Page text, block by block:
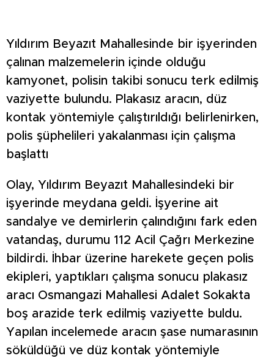
Yıldırım Beyazıt Mahallesinde bir işyerinden
çalınan malzemelerin içinde olduğu
kamyonet, polisin takibi sonucu terk edilmiş
vaziyette bulundu. Plakasız aracın, düz
kontak yöntemiyle çalıştırıldığı belirlenirken,
polis şüphelileri yakalanması için çalışma
başlattı
Olay, Yıldırım Beyazıt Mahallesindeki bir
işyerinde meydana geldi. İşyerine ait
sandalye ve demirlerin çalındığını fark eden
vatandaş, durumu 112 Acil Çağrı Merkezine
bildirdi. İhbar üzerine harekete geçen polis
ekipleri, yaptıkları çalışma sonucu plakasız
aracı Osmangazi Mahallesi Adalet Sokakta
boş arazide terk edilmiş vaziyette buldu.
Yapılan incelemede aracın şase numarasının
söküldüğü ve düz kontak yöntemiyle